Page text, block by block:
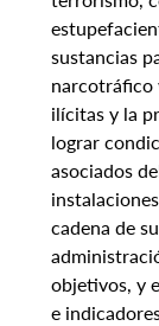
sustancias
narcotráfico
ilícitas y la
lograr
asociados
cadena de
objetivos, y
e